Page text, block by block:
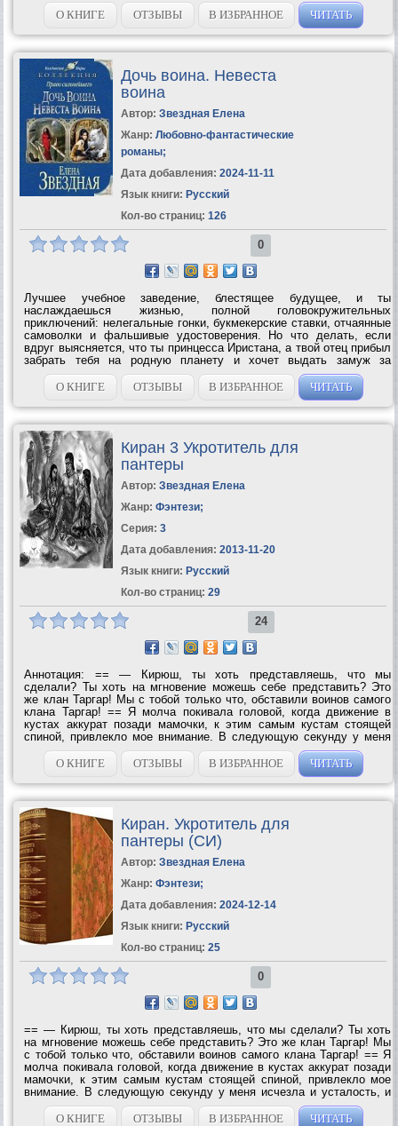
мистических совпадений или же это сам...
О КНИГЕ ОТЗЫВЫ В ИЗБРАННОЕ ЧИТАТЬ
Дочь воина. Невеста
воина
Автор: Звездная Елена
Жанр: Любовно-фантастические
романы;
Дата добавления: 2024-11-11
Язык книги: Русский
Кол-во страниц: 126
0
Лучшее учебное заведение, блестящее будущее, и ты
наслаждаешься жизнью, полной головокружительных
приключений: нелегальные гонки, букмекерские ставки, отчаянные
самоволки и фальшивые удостоверения. Но что делать, если
вдруг выясняется, что ты принцесса Иристана, а твой отец прибыл
забрать тебя на родную планету и хочет выдать замуж за
сильнейшего из своих воинов? Прирожденный мастер по
проделкам, подставам и незаконным видам...
О КНИГЕ ОТЗЫВЫ В ИЗБРАННОЕ ЧИТАТЬ
Киран 3 Укротитель для
пантеры
Автор: Звездная Елена
Жанр: Фэнтези;
Серия: 3
Дата добавления: 2013-11-20
Язык книги: Русский
Кол-во страниц: 29
24
Аннотация: == — Кирюш, ты хоть представляешь, что мы
сделали? Ты хоть на мгновение можешь себе представить? Это
же клан Таргар! Мы с тобой только что, обставили воинов самого
клана Таргар! == Я молча покивала головой, когда движение в
кустах аккурат позади мамочки, к этим самым кустам стоящей
спиной, привлекло мое внимание. В следующую секунду у меня
исчезла и усталость, и чувство голода, и даже желание просто
полежать в воде испарилось...
О КНИГЕ ОТЗЫВЫ В ИЗБРАННОЕ ЧИТАТЬ
Киран. Укротитель для
пантеры (СИ)
Автор: Звездная Елена
Жанр: Фэнтези;
Дата добавления: 2024-12-14
Язык книги: Русский
Кол-во страниц: 25
0
== — Кирюш, ты хоть представляешь, что мы сделали? Ты хоть
на мгновение можешь себе представить? Это же клан Таргар! Мы
с тобой только что, обставили воинов самого клана Таргар! == Я
молча покивала головой, когда движение в кустах аккурат позади
мамочки, к этим самым кустам стоящей спиной, привлекло мое
внимание. В следующую секунду у меня исчезла и усталость, и
чувство голода, и даже желание просто полежать в воде
испарилось мгновенно!...
О КНИГЕ ОТЗЫВЫ В ИЗБРАННОЕ ЧИТАТЬ